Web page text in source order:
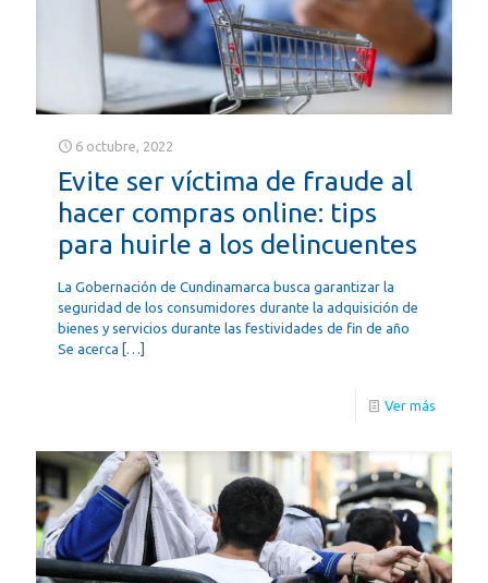
6 octubre, 2022
Evite ser víctima de fraude al
hacer compras online: tips
para huirle a los delincuentes
La Gobernación de Cundinamarca busca garantizar la
seguridad de los consumidores durante la adquisición de
bienes y servicios durante las festividades de fin de año
Se acerca […]
Ver más